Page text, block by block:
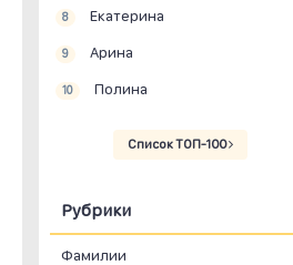
8 Екатерина
9 Арина
10 Полина
Список ТОП-100
Рубрики
Фамилии